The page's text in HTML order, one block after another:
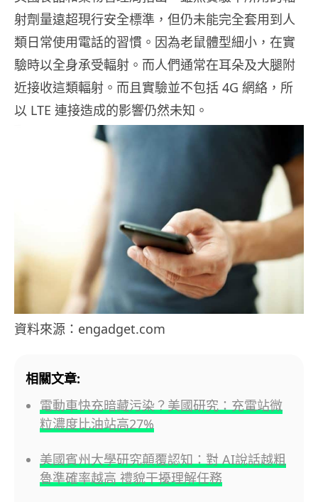
射劑量遠超現行安全標準，但仍未能完全套用到人
類日常使用電話的習慣。因為老鼠體型細小，在實
驗時以全身承受輻射。而人們通常在耳朵及大腿附
近接收這類輻射。而且實驗並不包括 4G 網絡，所
以 LTE 連接造成的影響仍然未知。
資料來源：engadget.com
相關文章:
電動車快充暗藏污染？美國研究：充電站微
粒濃度比油站高27%
美國賓州大學研究顛覆認知：對 AI說話越粗
魯準確率越高 禮貌干擾理解任務